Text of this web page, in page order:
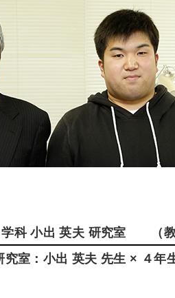
科 小出 英夫 研究室 （教
室：小出 英夫 先生 × ４年